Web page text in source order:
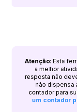
Atenção: Esta
a melhor
resposta não
não dispensa
contador para
um contador